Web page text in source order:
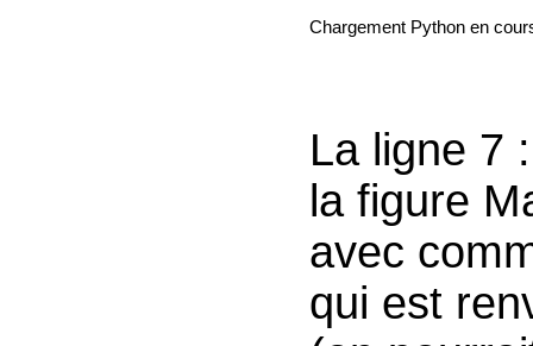
Chargement Python en
La ligne 7 :
la figure
avec
qui est